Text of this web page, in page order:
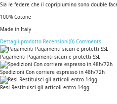
Sia le federe che il copripiumino sono double
100% Cotone
Made in Italy
Dettagli prodotto Recensioni(0) Comments
Pagamenti Pagamenti sicuri e protetti SSL
Spedizioni Con corriere espresso in 48h/72h
Resi Restituisci gli articoli entro 14gg